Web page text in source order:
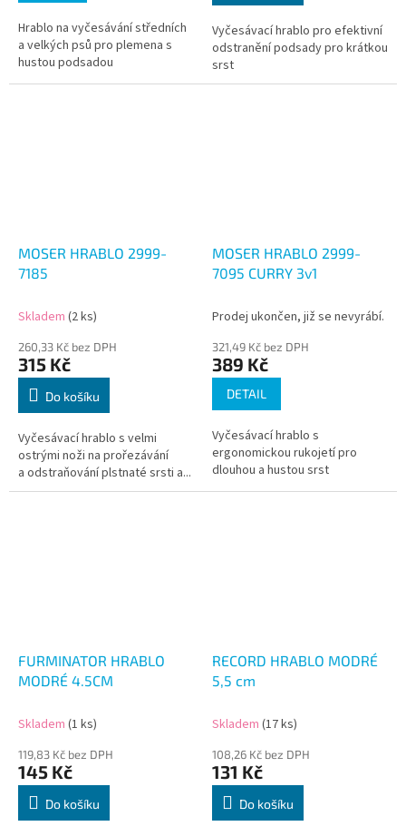
Hrablo na vyčesávání středních
a velkých psů pro plemena s
hustou podsadou
Vyčesávací hrablo pro efektivní
odstranění podsady pro krátkou
srst
MOSER HRABLO 2999-
7185
Skladem (2 ks)
260,33 Kč bez DPH
315 Kč
Do košíku
Vyčesávací hrablo s velmi
ostrými noži na prořezávání
a odstraňování plstnaté srsti a...
MOSER HRABLO 2999-
7095 CURRY 3v1
Prodej ukončen, již se nevyrábí.
321,49 Kč bez DPH
389 Kč
DETAIL
Vyčesávací hrablo s
ergonomickou rukojetí pro
dlouhou a hustou srst
FURMINATOR HRABLO
MODRÉ 4.5CM
Skladem (1 ks)
119,83 Kč bez DPH
145 Kč
Do košíku
RECORD HRABLO MODRÉ
5,5 cm
Skladem (17 ks)
108,26 Kč bez DPH
131 Kč
Do košíku